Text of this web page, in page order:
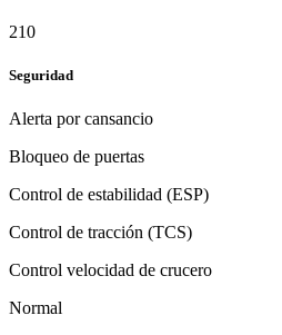
210
Seguridad
Alerta por cansancio
Bloqueo de puertas
Control de estabilidad (ESP)
Control de tracción (TCS)
Control velocidad de crucero
Normal